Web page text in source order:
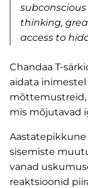
thinking,
access to
Chandaa T-
aidata
mõttemustreid,
mis mõjutavad
sisemiste
vanad
reaktsioonid